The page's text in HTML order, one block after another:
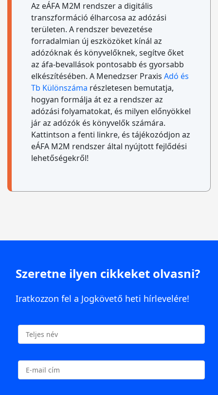
Az eÁFA M2M rendszer a digitális
transzformáció élharcosa az adózási
területen. A rendszer bevezetése
forradalmian új eszközöket kínál az
adózóknak és könyvelőknek, segítve őket
az áfa-bevallások pontosabb és gyorsabb
elkészítésében. A Menedzser Praxis Adó és
Tb Különszáma részletesen bemutatja,
hogyan formálja át ez a rendszer az
adózási folyamatokat, és milyen előnyökkel
jár az adózók és könyvelők számára.
Kattintson a fenti linkre, és tájékozódjon az
eÁFA M2M rendszer által nyújtott fejlődési
lehetőségekről!
Szeretne ilyen cikkeket olvasni?
Iratkozzon fel a Jogkövető heti hírlevelére!